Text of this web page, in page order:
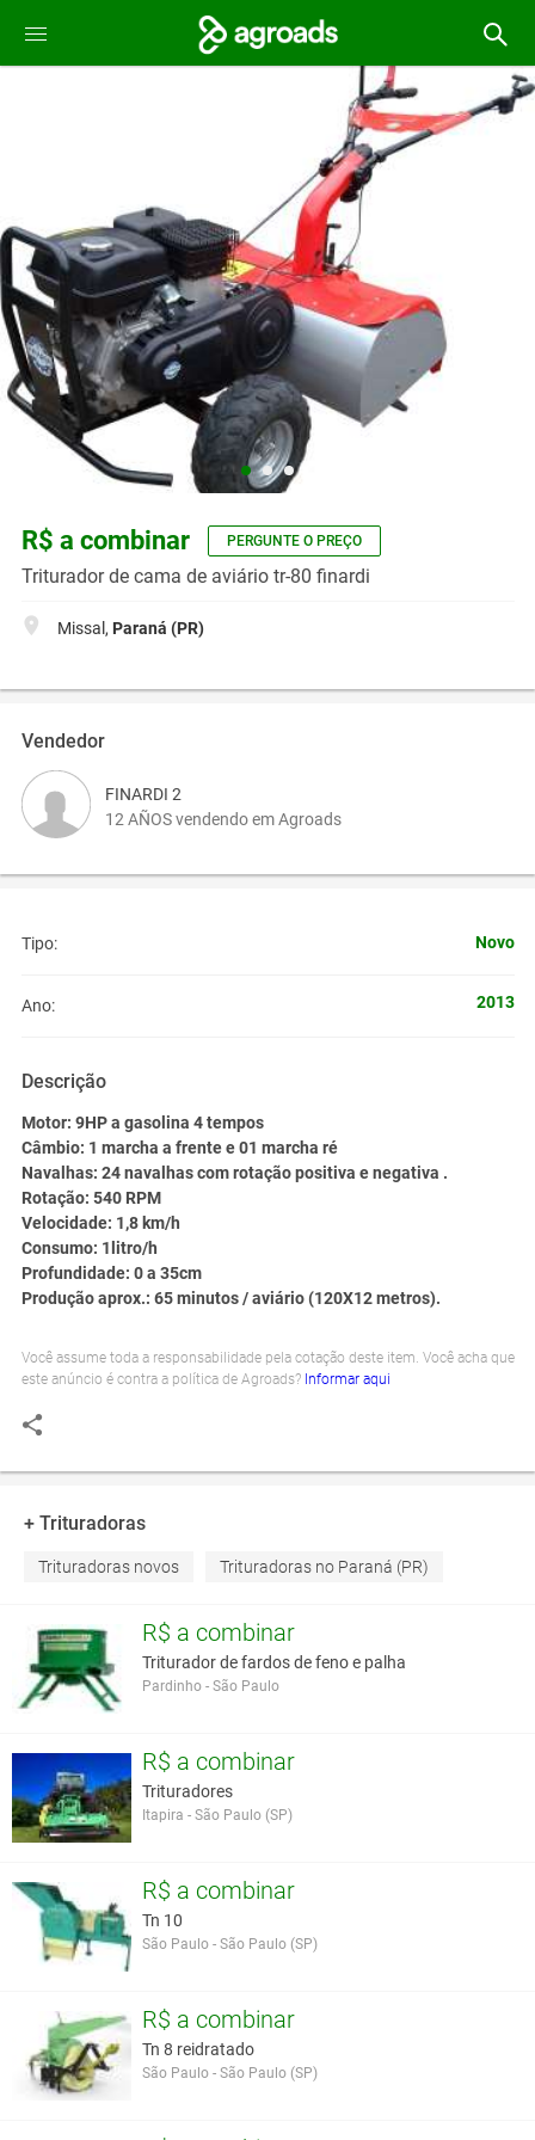
R$ a combinar PERGUNTE O PREÇO
Triturador de cama de aviário tr-80 finardi
Missal, Paraná (PR)
Vendedor
FINARDI 2
12 AÑOS vendendo em Agroads
Tipo: Novo
Ano: 2013
Descrição
Motor: 9HP a gasolina 4 tempos
Câmbio: 1 marcha a frente e 01 marcha ré
Navalhas: 24 navalhas com rotação positiva e negativa .
Rotação: 540 RPM
Velocidade: 1,8 km/h
Consumo: 1litro/h
Profundidade: 0 a 35cm
Produção aprox.: 65 minutos / aviário (120X12 metros).
Você assume toda a responsabilidade pela cotação deste item. Você acha que
este anúncio é contra a política de Agroads? Informar aqui
+ Trituradoras
Trituradoras novos Trituradoras no Paraná (PR)
R$ a combinar
Triturador de fardos de feno e palha
Pardinho - São Paulo
R$ a combinar
Trituradores
Itapira - São Paulo (SP)
R$ a combinar
Tn 10
São Paulo - São Paulo (SP)
R$ a combinar
Tn 8 reidratado
São Paulo - São Paulo (SP)